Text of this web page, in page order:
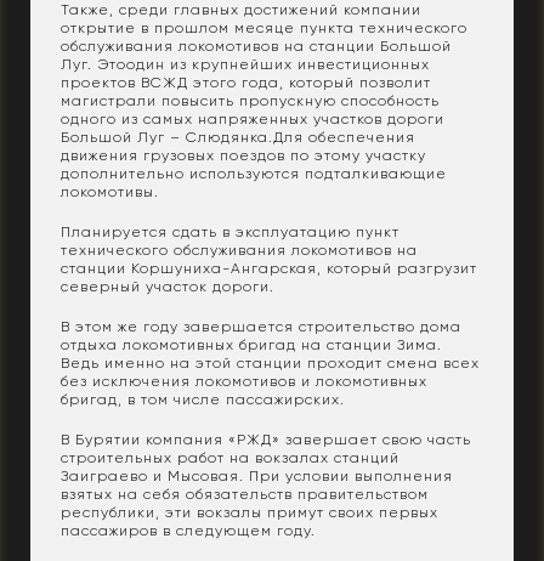
Также, среди главных достижений компании
открытие в прошлом месяце пункта технического
обслуживания локомотивов на станции Большой
Луг. Этоодин из крупнейших инвестиционных
проектов ВСЖД этого года, который позволит
магистрали повысить пропускную способность
одного из самых напряженных участков дороги
Большой Луг – Слюдянка.Для обеспечения
движения грузовых поездов по этому участку
дополнительно используются подталкивающие
локомотивы.
Планируется сдать в эксплуатацию пункт
технического обслуживания локомотивов на
станции Коршуниха-Ангарская, который разгрузит
северный участок дороги.
В этом же году завершается строительство дома
отдыха локомотивных бригад на станции Зима.
Ведь именно на этой станции проходит смена всех
без исключения локомотивов и локомотивных
бригад, в том числе пассажирских.
В Бурятии компания «РЖД» завершает свою часть
строительных работ на вокзалах станций
Заиграево и Мысовая. При условии выполнения
взятых на себя обязательств правительством
республики, эти вокзалы примут своих первых
пассажиров в следующем году.